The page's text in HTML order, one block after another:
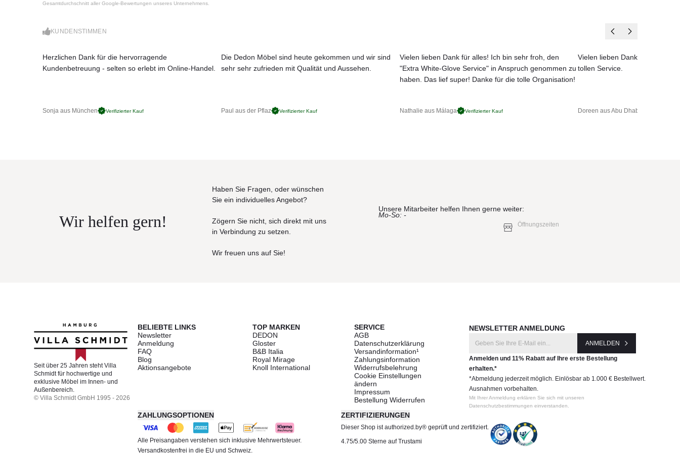
Integriertes Heizelement im Sockel für mehr Komfort an kühleren Tagen
Erhältlich als Standard Dining und Low Dining
Verschiedene Formen, Größen und Tischplattenausführungen
Heizelement separat zu bestellen
250 x 120 x 67 cm
250 x 120 x 75 cm
JETZT MUSTER BESTELLEN
Gesamtdurchschnitt aller Google-Bewertungen unseres Unternehmens.
KUNDENSTIMMEN
Herzlichen Dank für die hervorragende
Kundenbetreuung - selten so erlebt im Online-Handel.
Sonja aus München Verifizierter Kauf
Die Dedon Möbel sind heute gekommen und wir sind
sehr sehr zufrieden mit Qualität und Aussehen.
Paul aus der Pflaz Verifizierter Kauf
Vielen lieben Dank für alles! Ich bin sehr froh, den
"Extra White-Glove Service" in Anspruch genommen zu
haben. Das lief super! Danke für die tolle Organisation!
Nathalie aus Málaga Verifizierter Kauf
Vielen lieben Dank für das
tollen Service.
Doreen aus Abu Dhabi
Wir helfen gern!
Haben Sie Fragen, oder wünschen
Sie ein individuelles Angebot?
Zögern Sie nicht, sich direkt mit uns
in Verbindung zu setzen.
Wir freuen uns auf Sie!
Unsere Mitarbeiter helfen Ihnen gerne weiter:
Mo-So: -
Öffnungszeiten
Seit über 25 Jahren steht Villa
Schmidt für hochwertige und
exklusive Möbel im Innen- und
Außenbereich.
© Villa Schmidt GmbH 1995 - 2026
BELIEBTE LINKS
Newsletter
Anmeldung
FAQ
Blog
Aktionsangebote
TOP MARKEN
DEDON
Gloster
B&B Italia
Royal Mirage
Knoll International
SERVICE
AGB
Datenschutzerklärung
Versandinformation¹
Zahlungsinformation
Widerrufsbelehrung
Cookie Einstellungen
ändern
Impressum
Bestellung Widerrufen
NEWSLETTER ANMELDUNG
ANMELDEN
Anmelden und 11% Rabatt auf Ihre erste Bestellung
erhalten.*
*Abmeldung jederzeit möglich. Einlösbar ab 1.000 € Bestellwert.
Ausnahmen vorbehalten.
Mit Ihrer Anmeldung erklären Sie sich mit unseren
Datenschutzbestimmungen einverstanden.
ZAHLUNGSOPTIONEN
Alle Preisangaben verstehen sich inklusive Mehrwertsteuer.
Versandkostenfrei in die EU und Schweiz.
ZERTIFIZIERUNGEN
Dieser Shop ist authorized.by® geprüft und zertifiziert.
4.75/5.00 Sterne auf Trustami